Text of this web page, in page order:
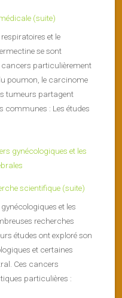
(suite)
et le
se sont
cancers particulièrement
poumon, le carcinome
tumeurs partagent
communes : Les études
scientifique (suite)
et les
recherches
études ont exploré son
et certaines
Ces cancers
particulières :